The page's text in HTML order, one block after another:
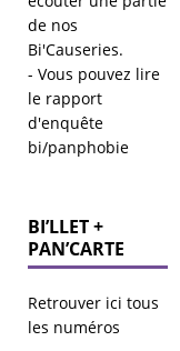
de nos
Bi'Causeries.
- Vous pouvez lire
le rapport
d'enquête
bi/panphobie
BI’LLET +
PAN’CARTE
Retrouver ici tous
les numéros